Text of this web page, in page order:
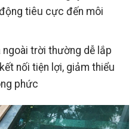
tiêu cực đến môi
ngoài trời thường dễ lắp
nối tiện lợi, giảm thiểu
phức